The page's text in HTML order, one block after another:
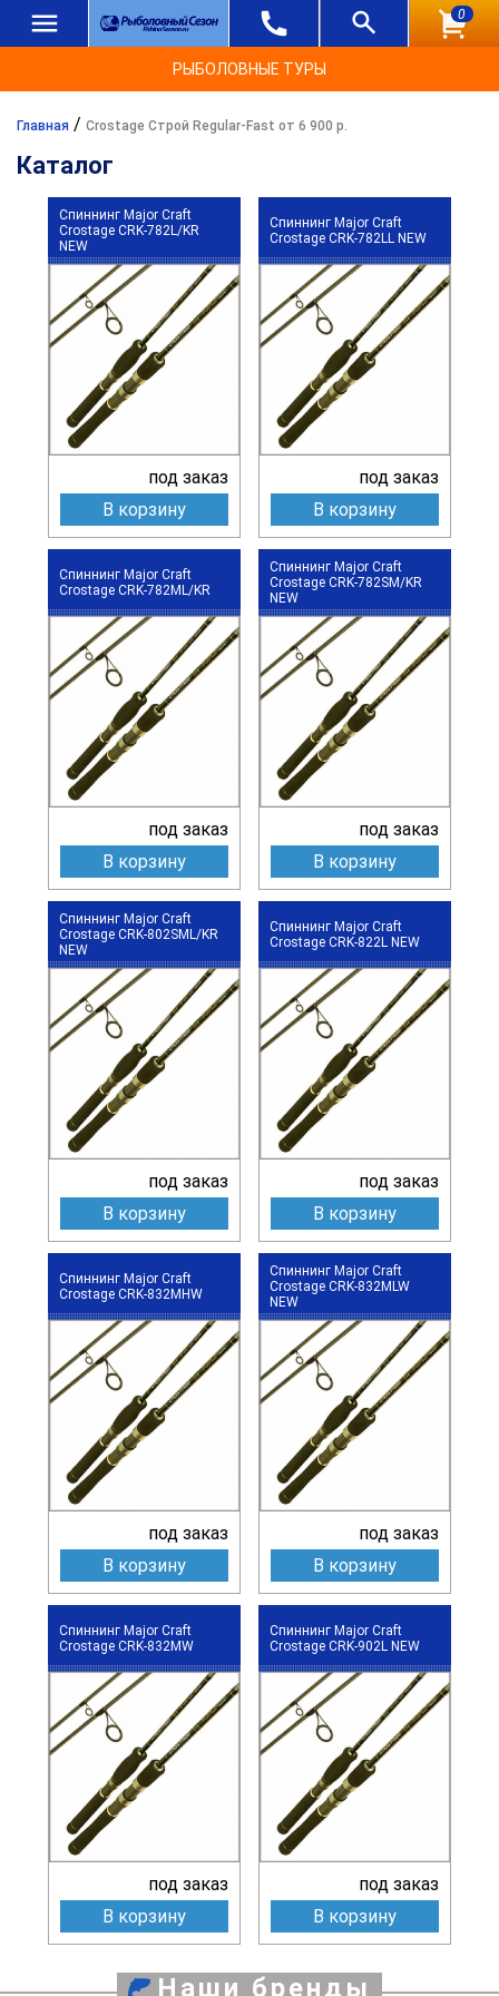
0
РЫБОЛОВНЫЕ ТУРЫ
Главная / Crostage Строй Regular-Fast от 6 900 р.
Каталог
Спиннинг Major Craft
Crostage CRK-782L/KR
NEW
под заказ
В корзину
Спиннинг Major Craft
Crostage CRK-782LL NEW
под заказ
В корзину
Спиннинг Major Craft
Crostage CRK-782ML/KR
под заказ
В корзину
Спиннинг Major Craft
Crostage CRK-782SM/KR
NEW
под заказ
В корзину
Спиннинг Major Craft
Crostage CRK-802SML/KR
NEW
под заказ
В корзину
Спиннинг Major Craft
Crostage CRK-822L NEW
под заказ
В корзину
Спиннинг Major Craft
Crostage CRK-832MHW
под заказ
В корзину
Спиннинг Major Craft
Crostage CRK-832MLW
NEW
под заказ
В корзину
Спиннинг Major Craft
Crostage CRK-832MW
под заказ
В корзину
Спиннинг Major Craft
Crostage CRK-902L NEW
под заказ
В корзину
Наши бренды